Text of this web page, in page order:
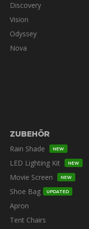
Discovery
Vision
Odyssey
Nova
ZUBEHÖR
Rain Shade
NEW
LED Lighting Kit NEW
Movie Screen NEW
Shoe Bag UPDATED
Apron
Tent Chairs